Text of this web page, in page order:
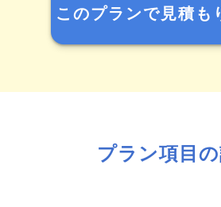
このプランで見積も
プラン項目